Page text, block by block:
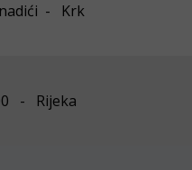
- Krk
- Rijeka